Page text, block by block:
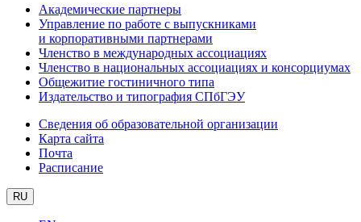
Академические партнеры
Управление по работе с выпускниками
и корпоративными партнерами
Членство в международных ассоциациях
Членство в национальных ассоциациях и консорциумах
Общежитие гостиничного типа
Издательство и типография СПбГЭУ
Сведения об образовательной организации
Карта сайта
Почта
Расписание
RU